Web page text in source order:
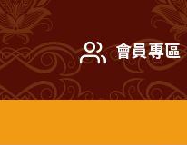
會員專區